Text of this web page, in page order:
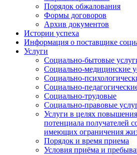
Порядок обжалования
Формы договоров
Архив документов
Истории успеха
Информация о поставщике
Услуги
Социально-бытовые
Социально-медицинские
Социально-
Социально-
Социально-трудовые
Социально-правовые
Услуги в целях
потенциала получателей
имеющих ограничения
Порядок и время приема
Условия приёма и